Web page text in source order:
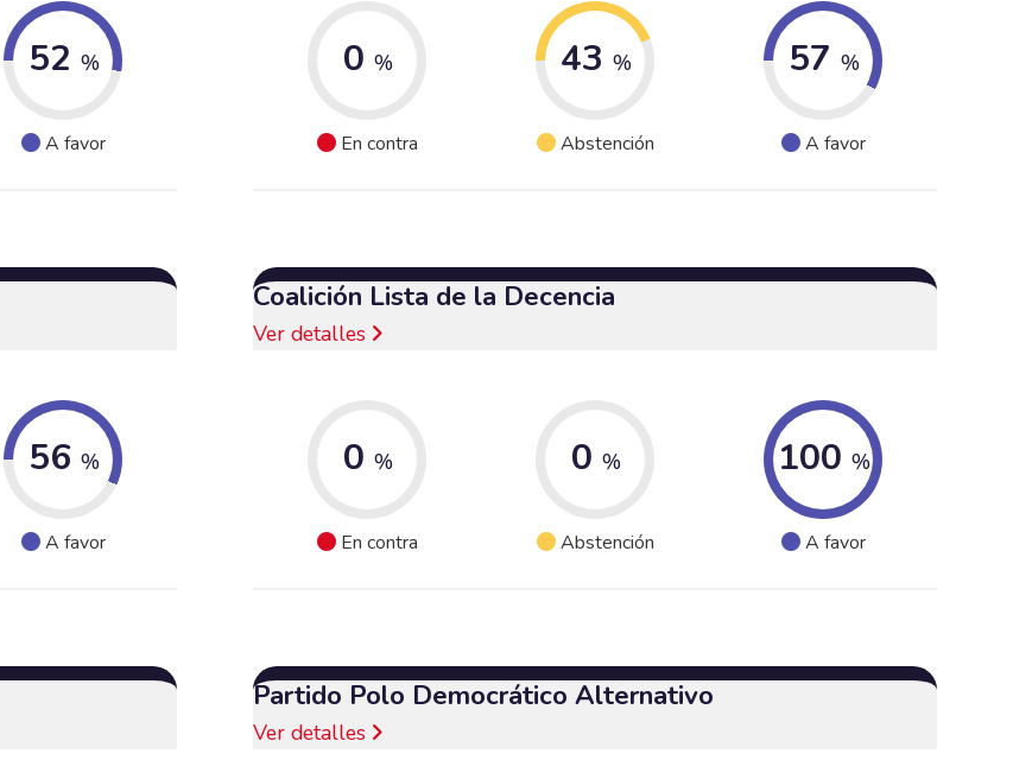
52 %
A favor
0 %
En contra
43 %
Abstención
57 %
A favor
56 %
A favor
Coalición Lista de la Decencia
Ver detalles
0 %
En contra
0 %
Abstención
100 %
A favor
Partido Polo Democrático Alternativo
Ver detalles